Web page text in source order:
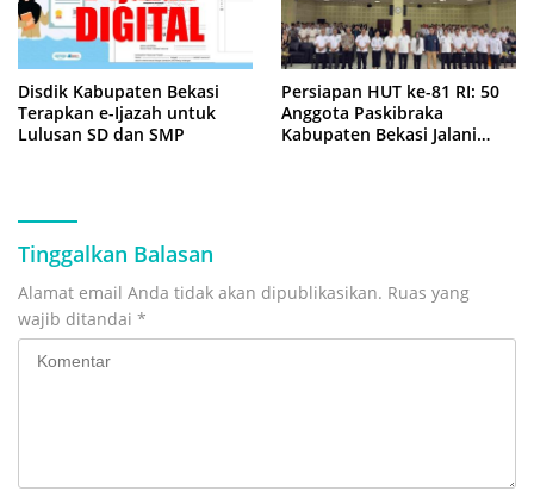
Disdik Kabupaten Bekasi
Terapkan e-Ijazah untuk
Lulusan SD dan SMP
Persiapan HUT ke-81 RI: 50
Anggota Paskibraka
Kabupaten Bekasi Jalani
Tinggalkan Balasan
Alamat email Anda tidak akan dipublikasikan. Ruas yang
wajib ditandai *